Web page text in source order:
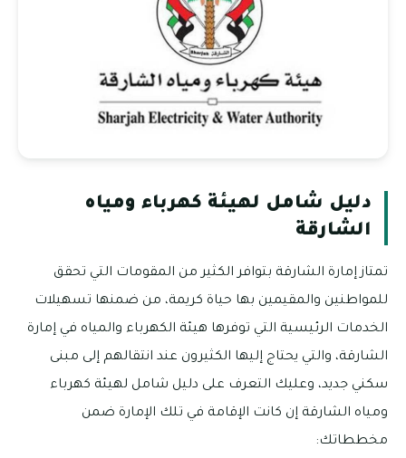
دليل شامل لهيئة كهرباء ومياه
الشارقة
تمتاز إمارة الشارقة بتوافر الكثير من المقومات التي تحقق
للمواطنين والمقيمين بها حياة كريمة، من ضمنها تسهيلات
الخدمات الرئيسية التي توفرها هيئة الكهرباء والمياه في إمارة
الشارقة، والتي يحتاج إليها الكثيرون عند انتقالهم إلى مبنى
سكني جديد، وعليك التعرف على دليل شامل لهيئة كهرباء
ومياه الشارقة إن كانت الإقامة في تلك الإمارة ضمن
مخططاتك: